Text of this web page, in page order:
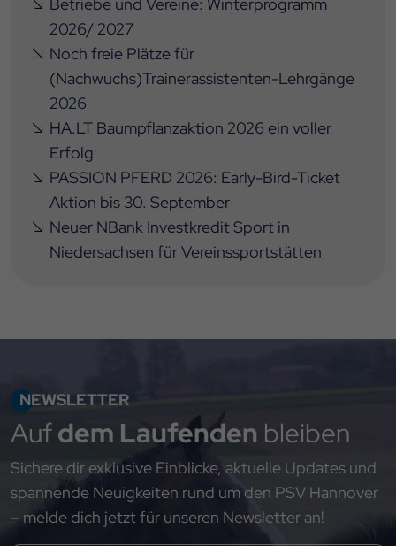
2026/ 2027
Noch freie Plätze für
(Nachwuchs)Trainerassistenten-Lehrgänge
2026
HA.LT Baumpflanzaktion 2026 ein voller
Erfolg
PASSION PFERD 2026: Early-Bird-Ticket
Aktion bis 30. September
Neuer NBank Investkredit Sport in
Niedersachsen für Vereinssportstätten
NEWSLETTER
Aufdem Laufenden bleiben
Sichere dir exklusive Einblicke, aktuelle Updates und
spannende Neuigkeiten rund um den PSV Hannover
– melde dich jetzt für unseren Newsletter an!